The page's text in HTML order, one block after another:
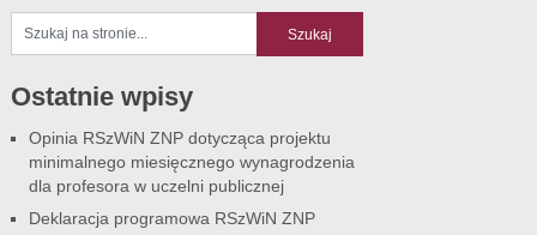
Ostatnie wpisy
Opinia RSzWiN ZNP dotycząca projektu
minimalnego miesięcznego wynagrodzenia
dla profesora w uczelni publicznej
Deklaracja programowa RSzWiN ZNP